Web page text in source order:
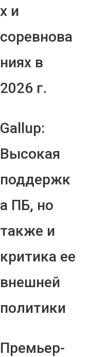
х и
соревнова
ниях в
2026 г.
Gallup:
Высокая
поддержк
а ПБ, но
также и
критика ее
внешней
политики
Премьер-